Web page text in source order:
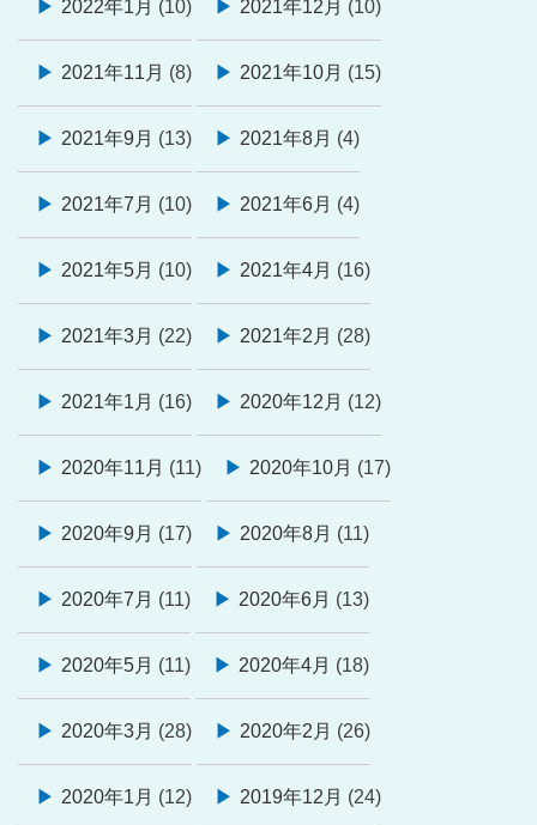
2022年1月 (10) 2021年12月 (10)
2021年11月 (8) 2021年10月 (15)
2021年9月 (13) 2021年8月 (4)
2021年7月 (10) 2021年6月 (4)
2021年5月 (10) 2021年4月 (16)
2021年3月 (22) 2021年2月 (28)
2021年1月 (16) 2020年12月 (12)
2020年11月 (11) 2020年10月 (17)
2020年9月 (17) 2020年8月 (11)
2020年7月 (11) 2020年6月 (13)
2020年5月 (11) 2020年4月 (18)
2020年3月 (28) 2020年2月 (26)
2020年1月 (12) 2019年12月 (24)